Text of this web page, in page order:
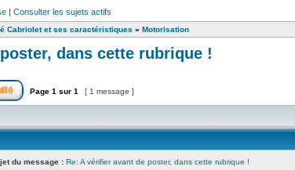
| Consulter les sujets actifs
Cabriolet et ses caractéristiques » Motorisation
dans cette rubrique !
Page 1 sur 1 [ 1 message ]
du message : Re: A vérifier avant de poster, dans cette rubrique !